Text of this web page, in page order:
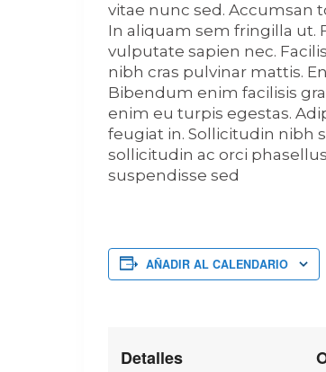
vitae nunc sed. Accumsan
In aliquam sem fringilla ut.
vulputate sapien nec.
nibh cras pulvinar mattis.
Bibendum enim facilisis
enim eu turpis egestas.
feugiat in. Sollicitudin nibh
sollicitudin ac orci
suspendisse sed
AÑADIR AL CALENDARIO
Detalles